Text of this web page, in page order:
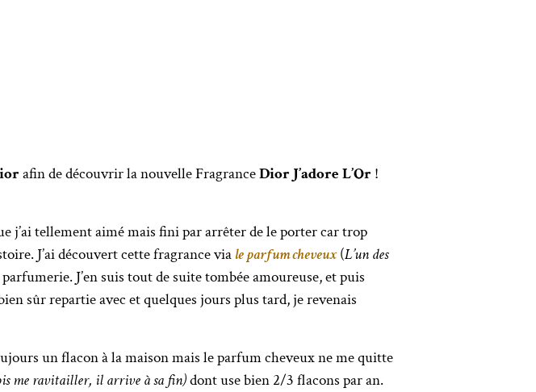
afin de découvrir la nouvelle FragranceDior J’adore L’Or !
j’ai tellement aimé mais fini par arrêter de le porter car trop
J’ai découvert cette fragrance viale parfum cheveux(L’un des
J’en suis tout de suite tombée amoureuse, et puis
sûr repartie avec et quelques jours plus tard, je revenais
un flacon à la maison mais le parfum cheveux ne me quitte
me ravitailler, il arrive à sa fin)dont use bien 2/3 flacons par an.